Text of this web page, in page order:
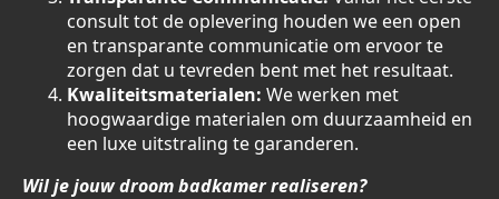
consult tot de oplevering houden we een open
en transparante communicatie om ervoor te
zorgen dat u tevreden bent met het resultaat.
Kwaliteitsmaterialen: We werken met
hoogwaardige materialen om duurzaamheid en
een luxe uitstraling te garanderen.
Wil je jouw droom badkamer realiseren?